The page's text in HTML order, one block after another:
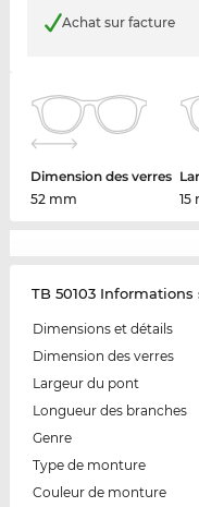
Achat sur facture
Dimension des verres
52 mm
15
TB 50103
Dimensions et détails
Dimension des verres
Largeur du pont
Longueur des branches
Genre
Type de monture
Couleur de monture